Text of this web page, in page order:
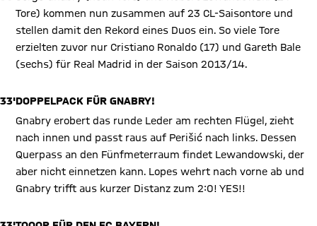
Tore) kommen nun zusammen auf 23 CL-Saisontore und
stellen damit den Rekord eines Duos ein. So viele Tore
erzielten zuvor nur Cristiano Ronaldo (17) und Gareth Bale
(sechs) für Real Madrid in der Saison 2013/14.
33'DOPPELPACK FÜR GNABRY!
Gnabry erobert das runde Leder am rechten Flügel, zieht
nach innen und passt raus auf Perišić nach links. Dessen
Querpass an den Fünfmeterraum findet Lewandowski, der
aber nicht einnetzen kann. Lopes wehrt nach vorne ab und
Gnabry trifft aus kurzer Distanz zum 2:0! YES!!